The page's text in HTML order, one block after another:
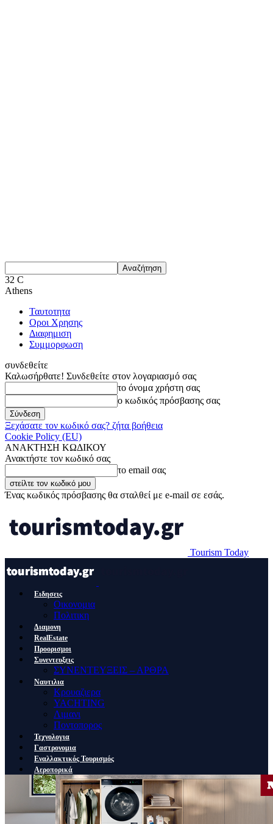
32 C
Athens
Ταυτοτητα
Οροι Χρησης
Διαφημιση
Συμμορφωση
συνδεθείτε
Καλωσήρθατε! Συνδεθείτε στον λογαριασμό σας
το όνομα χρήστη σας
ο κωδικός πρόσβασης σας
Ξεχάσατε τον κωδικό σας? ζήτα βοήθεια
Cookie Policy (EU)
ΑΝΑΚΤΗΣΗ ΚΩΔΙΚΟΥ
Ανακτήστε τον κωδικό σας
το email σας
Ένας κωδικός πρόσβασης θα σταλθεί με e-mail σε εσάς.
Tourism Today
Ειδησεις
Οικονομια
Πολιτικη
Διαμονη
RealEstate
Προορισμοι
Συνεντευξεις
ΣΥΝΕΝΤΕΥΞΕΙΣ – ΑΡΘΡΑ
Ναυτιλια
Κρουαζιερα
YACHTING
Λιμανι
Ποντοπορος
Τεχνολογια
Γαστρονομια
Εναλλακτικός Τουρισμός
Αεροπορικά